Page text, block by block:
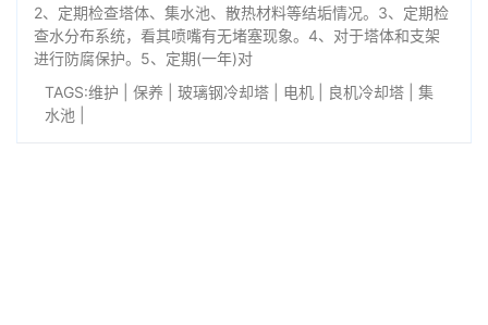
2、定期检查塔体、集水池、散热材料等结垢情况。3、定期检
查水分布系统，看其喷嘴有无堵塞现象。4、对于塔体和支架
进行防腐保护。5、定期(一年)对
TAGS:维护 保养 玻璃钢冷却塔 电机 良机冷却塔
集
水池